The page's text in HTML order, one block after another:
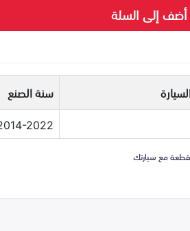
أضف إلى السلة
سنة الصنع
2022